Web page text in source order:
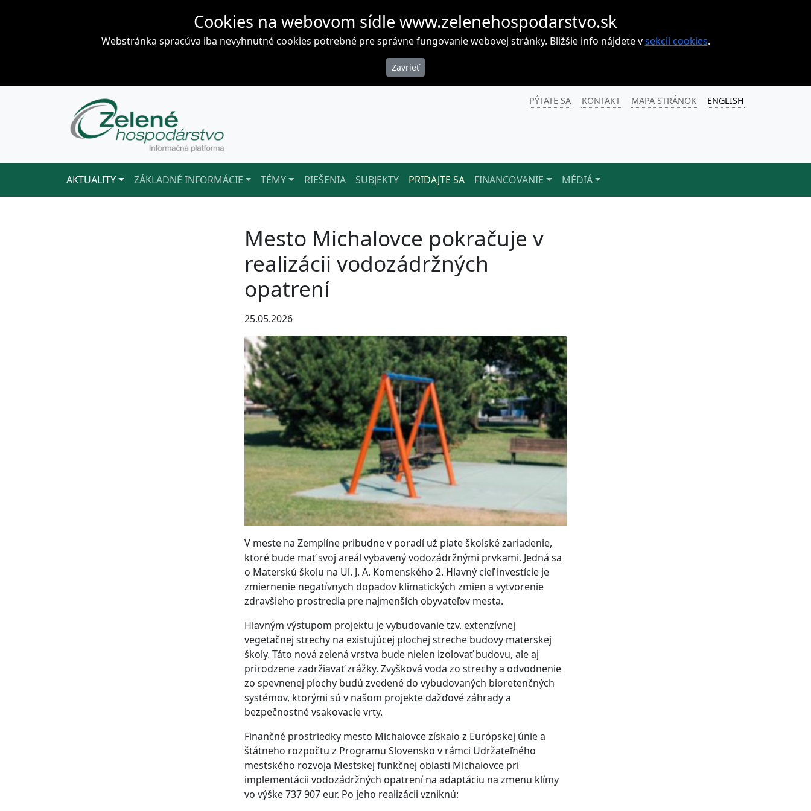
Cookies na webovom sídle www.zelenehospodarstvo.sk
Webstránka spracúva iba nevyhnutné cookies potrebné pre správne fungovanie webovej stránky. Bližšie info nájdete vsekcii cookies.
PÝTATE SA KONTAKT MAPA STRÁNOK ENGLISH
AKTUALITY ZÁKLADNÉ INFORMÁCIE TÉMY RIEŠENIA SUBJEKTY PRIDAJTE SA FINANCOVANIE MÉDIÁ
Mesto Michalovce pokračuje v
realizácii vodozádržných
opatrení
25.05.2026
V meste na Zemplíne pribudne v poradí už piate školské zariadenie,
ktoré bude mať svoj areál vybavený vodozádržnými prvkami. Jedná sa
o Materskú školu na Ul. J. A. Komenského 2. Hlavný cieľ investície je
zmiernenie negatívnych dopadov klimatických zmien a vytvorenie
zdravšieho prostredia pre najmenších obyvateľov mesta.
Hlavným výstupom projektu je vybudovanie tzv. extenzívnej
vegetačnej strechy na existujúcej plochej streche budovy materskej
školy. Táto nová zelená vrstva bude nielen izolovať budovu, ale aj
prirodzene zadržiavať zrážky. Zvyšková voda zo strechy a odvodnenie
zo spevnenej plochy budú zvedené do vybudovaných bioretenčných
systémov, ktorými sú v našom projekte dažďové záhrady a
bezpečnostné vsakovacie vrty.
Finančné prostriedky mesto Michalovce získalo z Európskej únie a
štátneho rozpočtu z Programu Slovensko v rámci Udržateľného
mestského rozvoja Mestskej funkčnej oblasti Michalovce pri
implementácii vodozádržných opatrení na adaptáciu na zmenu klímy
vo výške 737 907 eur. Po jeho realizácii vzniknú: